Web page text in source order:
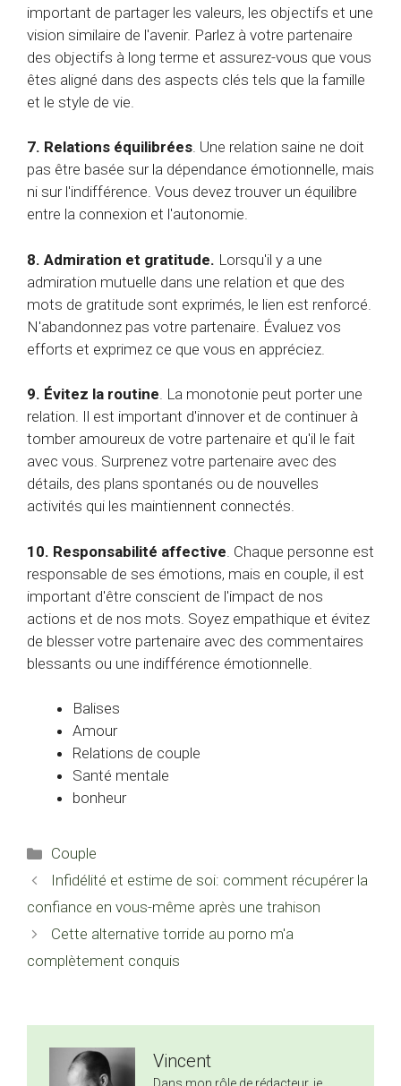
important de partager les valeurs, les objectifs et une
vision similaire de l'avenir. Parlez à votre partenaire
des objectifs à long terme et assurez-vous que vous
êtes aligné dans des aspects clés tels que la famille
et le style de vie.
7. Relations équilibrées. Une relation saine ne doit
pas être basée sur la dépendance émotionnelle, mais
ni sur l'indifférence. Vous devez trouver un équilibre
entre la connexion et l'autonomie.
8. Admiration et gratitude. Lorsqu'il y a une
admiration mutuelle dans une relation et que des
mots de gratitude sont exprimés, le lien est renforcé.
N'abandonnez pas votre partenaire. Évaluez vos
efforts et exprimez ce que vous en appréciez.
9. Évitez la routine. La monotonie peut porter une
relation. Il est important d'innover et de continuer à
tomber amoureux de votre partenaire et qu'il le fait
avec vous. Surprenez votre partenaire avec des
détails, des plans spontanés ou de nouvelles
activités qui les maintiennent connectés.
10. Responsabilité affective . Chaque personne est
responsable de ses émotions, mais en couple, il est
important d'être conscient de l'impact de nos
actions et de nos mots. Soyez empathique et évitez
de blesser votre partenaire avec des commentaires
blessants ou une indifférence émotionnelle.
Balises
Amour
Relations de couple
Santé mentale
bonheur
Catégories
Couple
Infidélité et estime de soi: comment récupérer la
confiance en vous-même après une trahison
Cette alternative torride au porno m'a
complètement conquis
Vincent